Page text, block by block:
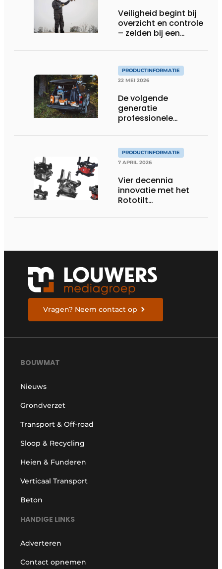
Veiligheid begint bij
overzicht en controle
– zelden bij een
PRODUCTINFORMATIE
22 MEI 2026
De volgende
generatie
professionele
PRODUCTINFORMATIE
7 APRIL 2026
Vier decennia
innovatie met het
Rototilt
Vragen? Neem contact op
BOUWMAT
Nieuws
Grondverzet
Transport & Off-road
Sloop & Recycling
Heien & Funderen
Verticaal Transport
Beton
HANDIGE LINKS
Adverteren
Contact opnemen